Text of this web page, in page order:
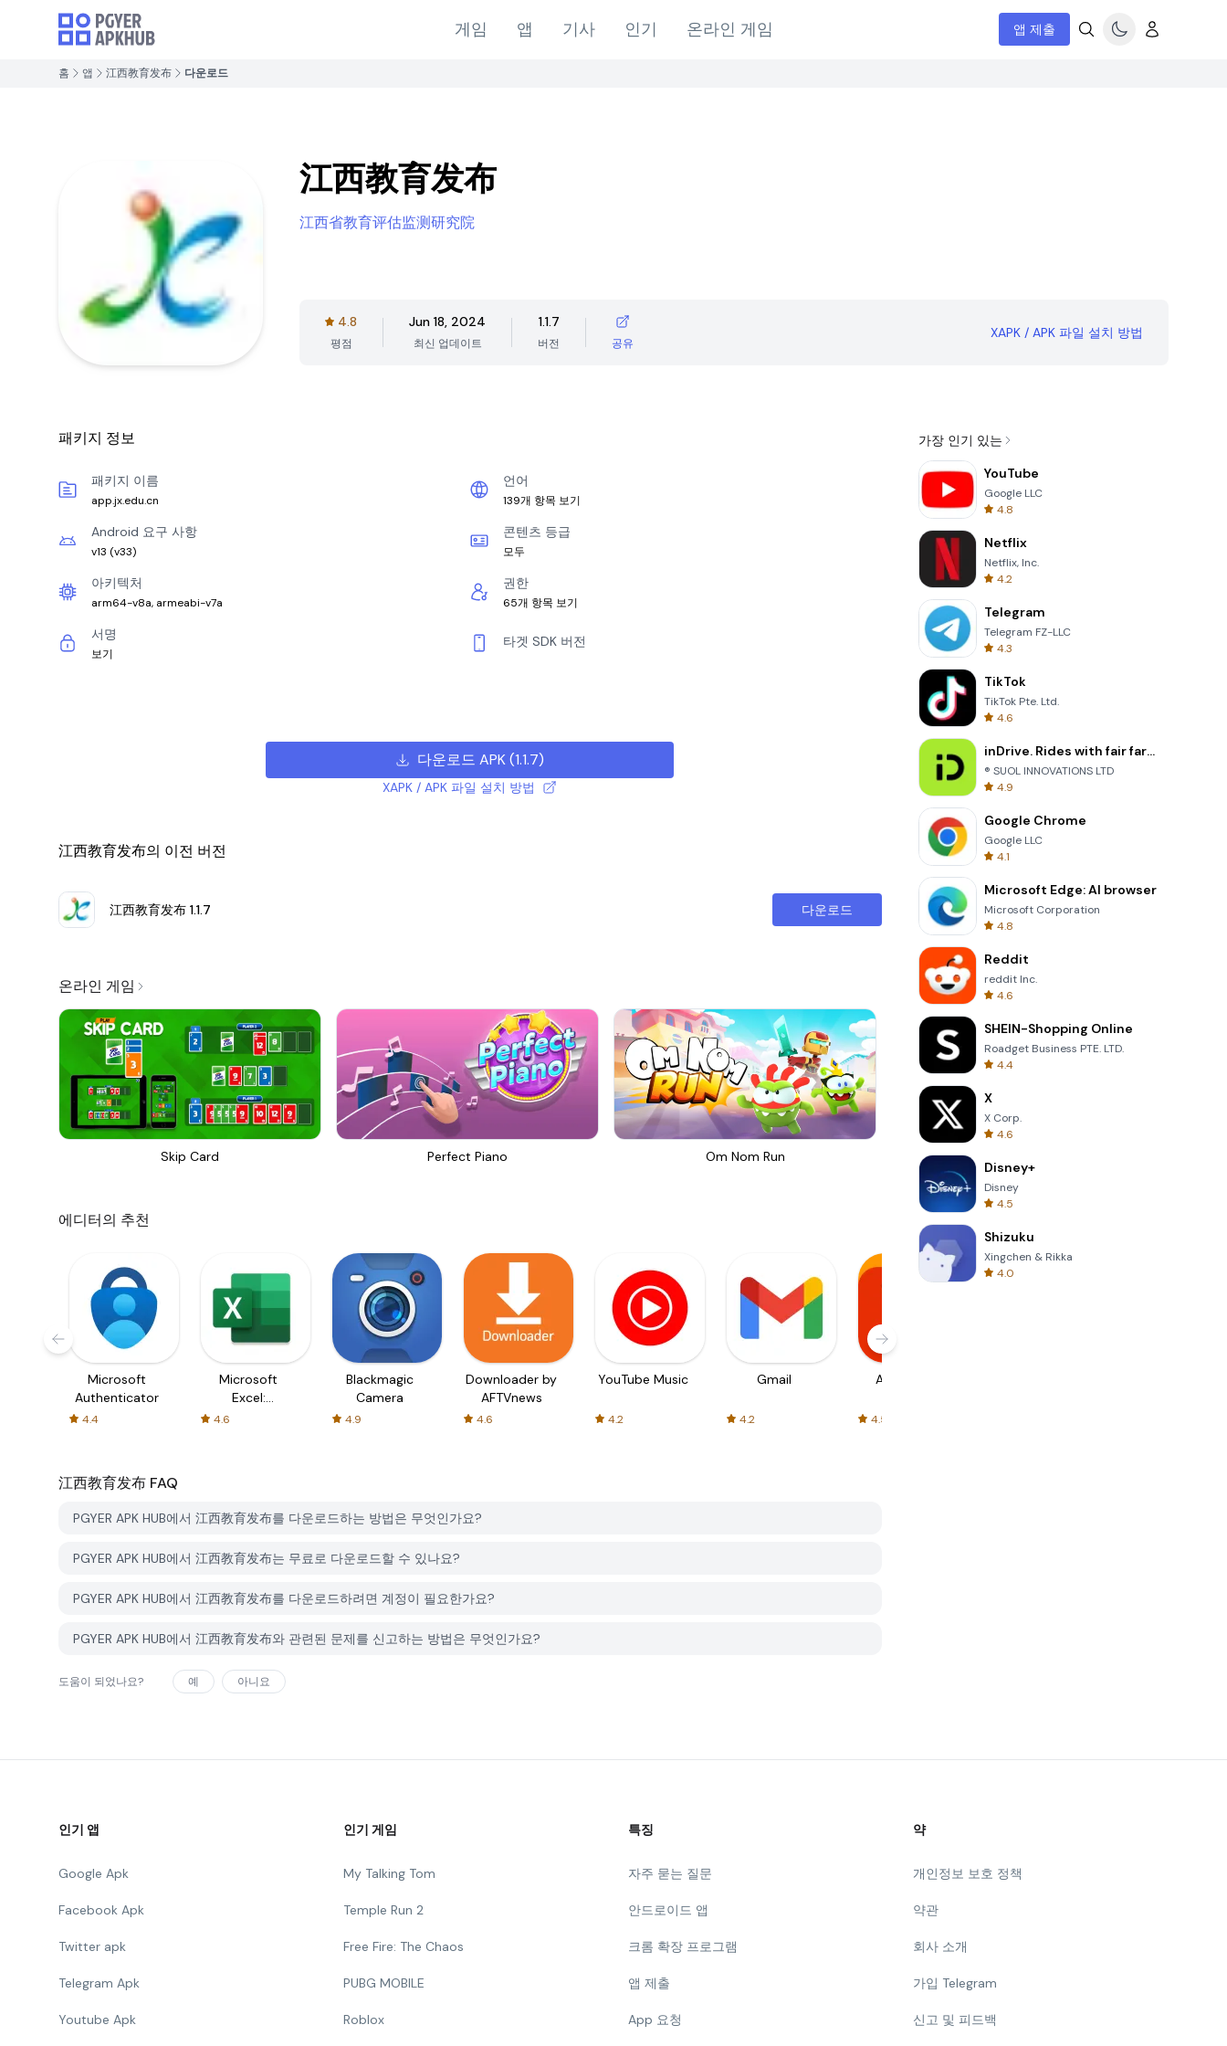
게임 앱 기사 인기 온라인 게임 앱 제출
홈 앱 江西教育发布 다운로드
江西教育发布
江西省教育评估监测研究院
4.8
평점
Jun 18, 2024
최신 업데이트
1.1.7
버전 공유
XAPK / APK 파일 설치 방법
패키지 정보
패키지 이름
app.jx.edu.cn
언어
139개 항목 보기
Android 요구 사항
v13 (v33)
콘텐츠 등급
모두
아키텍처
arm64-v8a, armeabi-v7a
권한
65개 항목 보기
서명
보기
타겟 SDK 버전
다운로드 APK(1.1.7)
XAPK / APK 파일 설치 방법
江西教育发布의 이전 버전
江西教育发布 1.1.7 다운로드
온라인 게임
Skip Card Perfect Piano Om Nom Run
에디터의 추천
Microsoft
Authenticator
4.4
Microsoft
Excel:
Spreadsheets
4.6
Blackmagic
Camera
4.9
Downloader by
AFTVnews
4.6
YouTube Music
4.2
Gmail
4.2
AliExpress
4.5
江西教育发布 FAQ
PGYER APK HUB에서 江西教育发布를 다운로드하는 방법은 무엇인가요?
PGYER APK HUB에서 江西教育发布는 무료로 다운로드할 수 있나요?
PGYER APK HUB에서 江西教育发布를 다운로드하려면 계정이 필요한가요?
PGYER APK HUB에서 江西教育发布와 관련된 문제를 신고하는 방법은 무엇인가요?
도움이 되었나요? 예 아니요
가장 인기 있는
YouTube
Google LLC
4.8
Netflix
Netflix, Inc.
4.2
Telegram
Telegram FZ-LLC
4.3
TikTok
TikTok Pte. Ltd.
4.6
inDrive. Rides with fair fares
® SUOL INNOVATIONS LTD
4.9
Google Chrome
Google LLC
4.1
Microsoft Edge: AI browser
Microsoft Corporation
4.8
Reddit
reddit Inc.
4.6
SHEIN-Shopping Online
Roadget Business PTE. LTD.
4.4
X
X Corp.
4.6
Disney+
Disney
4.5
Shizuku
Xingchen & Rikka
4.0
인기 앱
Google Apk
Facebook Apk
Twitter apk
Telegram Apk
Youtube Apk
인기 게임
My Talking Tom
Temple Run 2
Free Fire: The Chaos
PUBG MOBILE
Roblox
특징
자주 묻는 질문
안드로이드 앱
크롬 확장 프로그램
앱 제출
App 요청
약
개인정보 보호 정책
약관
회사 소개
가입 Telegram
신고 및 피드백